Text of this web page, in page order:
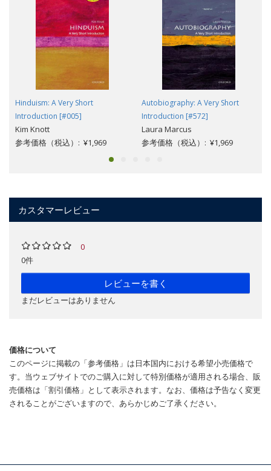
Hinduism: A Very Short
Introduction [#005]
Kim Knott
参考価格（税込）: ¥1,969
Autobiography: A Very Short
Introduction [#572]
Laura Marcus
参考価格（税込）: ¥1,969
カスタマーレビュー
0
0件
レビューを書く
まだレビューはありません
価格について
このページに掲載の「参考価格」は日本国内における希望小売価格で
す。当ウェブサイトでのご購入に対して特別価格が適用される場合、販
売価格は「割引価格」として表示されます。なお、価格は予告なく変更
されることがございますので、あらかじめご了承ください。